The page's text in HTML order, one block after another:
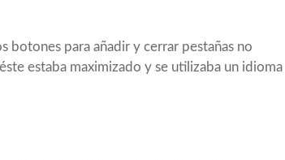
botones para añadir y cerrar pestañas no
estaba maximizado y se utilizaba un idioma